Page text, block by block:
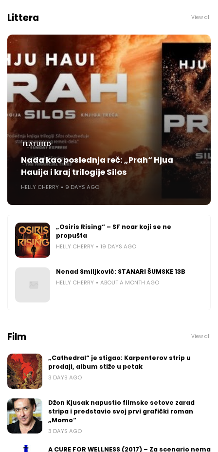
Littera View all
FEATURED
Nada kao poslednja reč: „Prah“ Hjua
Hauija i kraj trilogije Silos
HELLY CHERRY 9 DAYS AGO
„Osiris Rising“ – SF noar koji se ne
propušta
HELLY CHERRY 19 DAYS AGO
Nenad Smiljković: STANARI ŠUMSKE 13B
HELLY CHERRY ABOUT A MONTH AGO
Film View all
„Cathedral“ je stigao: Karpenterov strip u
prodaji, album stiže u petak
3 DAYS AGO
Džon Kjusak napustio filmske setove zarad
stripa i predstavio svoj prvi grafički roman
„Momo“
3 DAYS AGO
A CURE FOR WELLNESS (2017) – Za scenario nema